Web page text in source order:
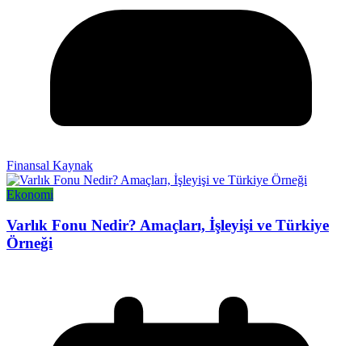
Finansal Kaynak
Ekonomi
Varlık Fonu Nedir? Amaçları, İşleyişi ve Türkiye
Örneği